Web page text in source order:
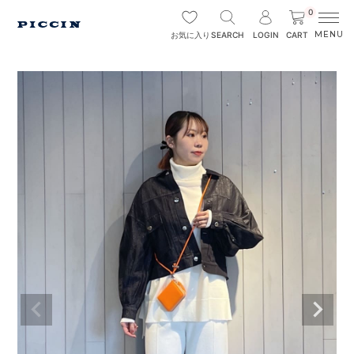
お気に入り SEARCH LOGIN
0
CART